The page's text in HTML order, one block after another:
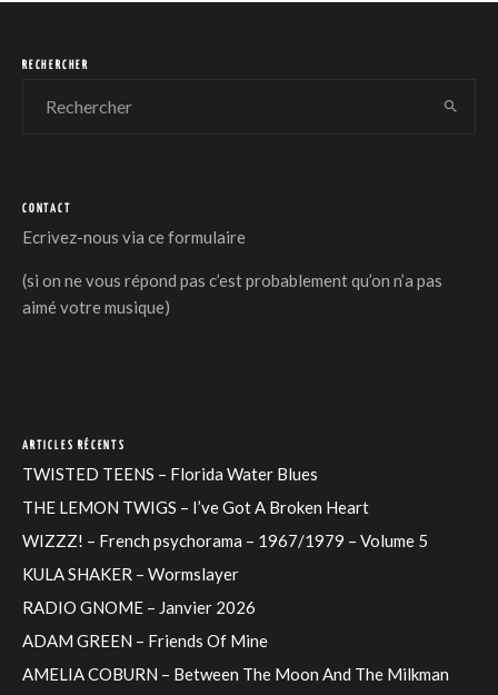
RECHERCHER
CONTACT
Ecrivez-nous via ce formulaire
(si on ne vous répond pas c’est probablement qu’on n’a pas
aimé votre musique)
ARTICLES RÉCENTS
TWISTED TEENS – Florida Water Blues
THE LEMON TWIGS – I’ve Got A Broken Heart
WIZZZ! – French psychorama – 1967/1979 – Volume 5
KULA SHAKER – Wormslayer
RADIO GNOME – Janvier 2026
ADAM GREEN – Friends Of Mine
AMELIA COBURN – Between The Moon And The Milkman